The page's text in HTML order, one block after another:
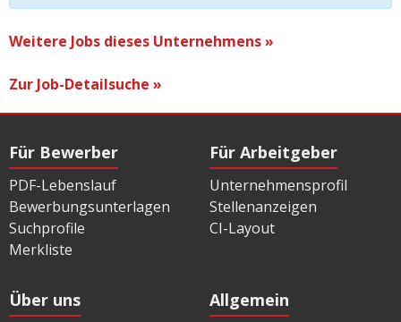
Weitere Jobs dieses Unternehmens »
Zur Job-Detailsuche »
Für Bewerber
PDF-Lebenslauf
Bewerbungsunterlagen
Suchprofile
Merkliste
Für Arbeitgeber
Unternehmensprofil
Stellenanzeigen
CI-Layout
Über uns Allgemein